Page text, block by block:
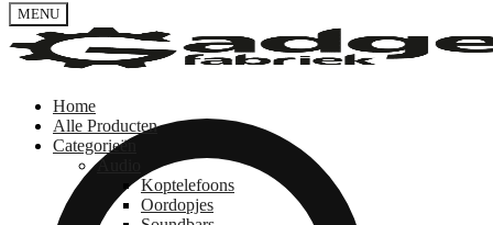
MENU
Home
Alle Producten
Categorieën
Audio
Koptelefoons
Oordopjes